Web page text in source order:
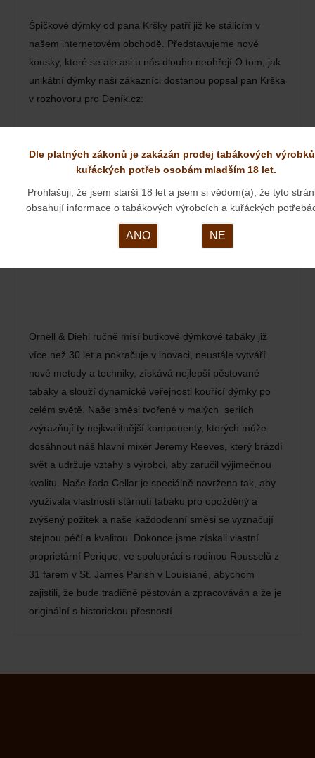
Špičkové dýmky od pana Kršky patří již ke stálicím v
našem internetovém obchodě. Představujeme nové
kousky, které se ale asi u nás dlouho neohřejí.O tom, jak
unikátní dýmky naši zákazníci dostanou popsal pan Krška
v rozhovoru pro Deník.cz:
23. 03. 2024
Ornell & Diehl ručně mísí butikové dýmkové tabáky již
více než 30 let a pokračuje v inovaci, neustále vytváří
nové metody a techniky, získává nejlepší pěstované
tabáky a slouží dynamické veřejnosti kouřící dýmky po
celém světě. Naše směsi tvořené v malých seriích
zvýrazňují ty nejkvalitnější komponenty, kterých může
dosáhnout náš hlavní mixér Jeremy Reeves, který brázdí
svět a udržuje vztahy s výrobci, aby zaručil výjimečnou
kvalitu. Naše řada Cellar je speciálně navržena tak, aby
využívala vlastností stárnutí tabáku pro opožděný a
zvýšený požitek a naše každodenní směsi se vyznačují
stejnou péčí a kvalitou. Dokonce jsme získali vlastní
proprietární Perique, ve spolupráci s rodinou Rousselů z
31 farem v St. James Parish v Louisianě, abychom
zajistili, že bude tradičně pěstován a zpracováván a že je
originální s historickou přesností.
Dle platných zákonů je zakázán prodej tabákových
kuřáckých potřeb osobám mladším 18 let.
Prohlašuji, že jsem starší 18 let a jsem si vědom(a), že tyto
obsahují informace o tabákových výrobcích a kuřáckých
ANO NE